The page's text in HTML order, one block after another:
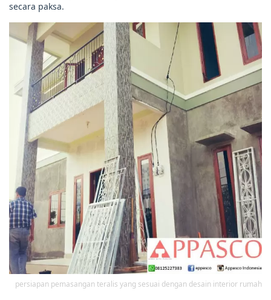
secara paksa.
persiapan pemasangan teralis yang sesuai dengan desain interior rumah